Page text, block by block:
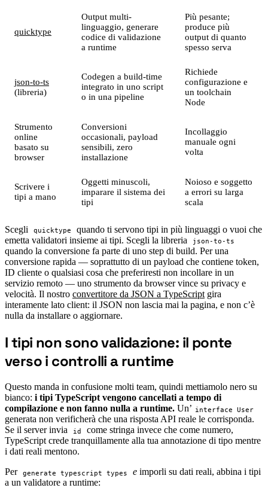
quicktype
Output multi-
linguaggio, generare
codice di validazione
a runtime
Più pesante;
produce più
output di quanto
spesso serva
json-to-ts
(libreria)
Codegen a build-time
integrato in uno script
o in una pipeline
Richiede
configurazione e
un toolchain
Node
Strumento
online
basato su
browser
Conversioni
occasionali, payload
sensibili, zero
installazione
Incollaggio
manuale ogni
volta
Scrivere i
tipi a mano
Oggetti minuscoli,
imparare il sistema dei
tipi
Noioso e soggetto
a errori su larga
scala
Scegli quicktype
quando ti servono tipi in più linguaggi o vuoi che
emetta validatori insieme ai tipi. Scegli la libreria
json-to-ts
quando la conversione fa parte di uno step di build. Per una
conversione rapida — soprattutto di un payload che contiene token,
ID cliente o qualsiasi cosa che preferiresti non incollare in un
servizio remoto — uno strumento da browser vince su privacy e
velocità. Il nostro convertitore da JSON a TypeScript gira
interamente lato client: il JSON non lascia mai la pagina, e non c’è
nulla da installare o aggiornare.
#I tipi non sono validazione: il ponte
verso i controlli a runtime
Questo manda in confusione molti team, quindi mettiamolo nero su
bianco: i tipi TypeScript vengono cancellati a tempo di
compilazione e non fanno nulla a runtime. Un’ interface User
generata non verificherà che una risposta API reale le corrisponda.
Se il server invia
id
come stringa invece che come numero,
TypeScript crede tranquillamente alla tua annotazione di tipo mentre
i dati reali mentono.
Per
generate typescript types eimporli su dati reali, abbina i tipi
a un validatore a runtime: